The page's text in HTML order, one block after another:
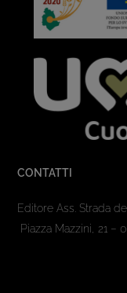
CONTATTI
Editore Ass. Strada
Piazza Mazzini, 21 –